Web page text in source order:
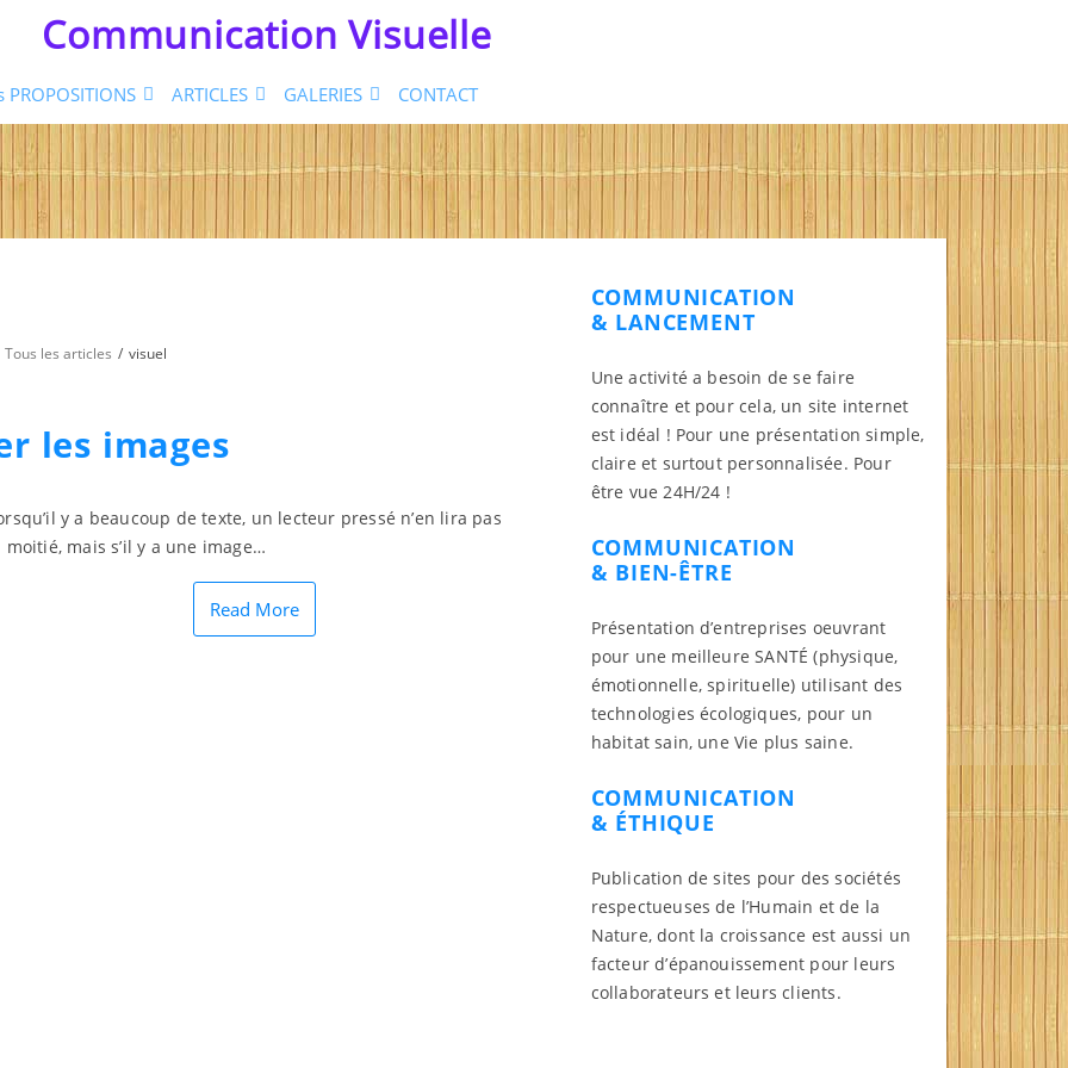
Communication Visuelle
PROPOSITIONS ARTICLES GALERIES CONTACT
Tous les articles visuel
les images
y a beaucoup de texte, un lecteur pressé n’en lira pas
moitié, mais s’il y a une image…
Read More
COMMUNICATION
& LANCEMENT
Une activité a besoin de se faire
connaître et pour cela, un site internet
est idéal ! Pour une présentation simple,
claire et surtout personnalisée. Pour
être vue 24H/24 !
COMMUNICATION
& BIEN-ÊTRE
Présentation d’entreprises oeuvrant
pour une meilleure SANTÉ (physique,
émotionnelle, spirituelle) utilisant des
technologies écologiques, pour un
habitat sain, une Vie plus saine.
COMMUNICATION
& ÉTHIQUE
Publication de sites pour des sociétés
respectueuses de l’Humain et de la
Nature, dont la croissance est aussi un
facteur d’épanouissement pour leurs
collaborateurs et leurs clients.